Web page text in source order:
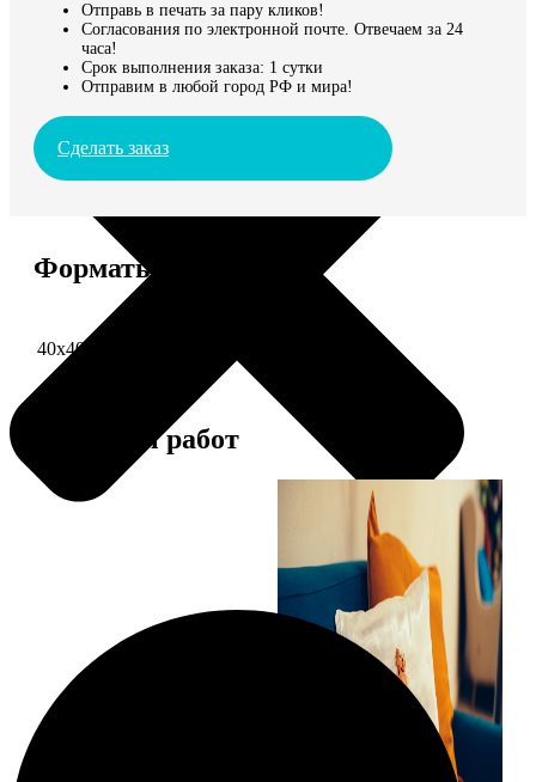
Отправь в печать за пару кликов!
Согласования по электронной почте. Отвечаем за 24
часа!
Срок выполнения заказа: 1 сутки
Отправим в любой город РФ и мира!
Сделать заказ
Форматы и цены
40х40 односторонняя печать
Примеры работ